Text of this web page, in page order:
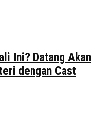
Ini? Datang Akan
dengan Cast